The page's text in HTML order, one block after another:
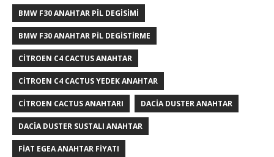
BMW F30 ANAHTAR PIL DEGISIMI
BMW F30 ANAHTAR PIL DEGISTIRME
CITROEN C4 CACTUS ANAHTAR
CITROEN C4 CACTUS YEDEK ANAHTAR
CITROEN CACTUS ANAHTARI DACIA DUSTER ANAHTAR
DACIA DUSTER SUSTALI ANAHTAR
FIAT EGEA ANAHTAR FIYATI